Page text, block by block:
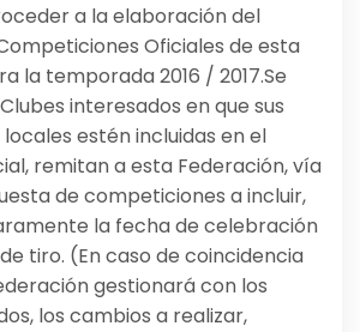
a la elaboración del
Oficiales de esta
la temporada 2016 / 2017.Se
interesados en que sus
estén incluidas en el
remitan a esta Federación, vía
de competiciones a incluir,
la fecha de celebración
tiro. (En caso de coincidencia
gestionará con los
los cambios a realizar,